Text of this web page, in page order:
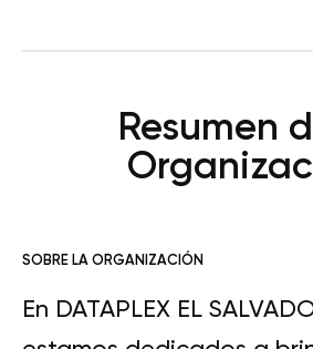
Resumen
SOBRE LA ORGANIZACIÓN
En DATAPLEX EL